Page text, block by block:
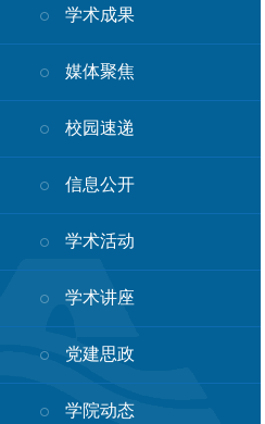
学术成果
媒体聚焦
校园速递
信息公开
学术活动
学术讲座
党建思政
学院动态